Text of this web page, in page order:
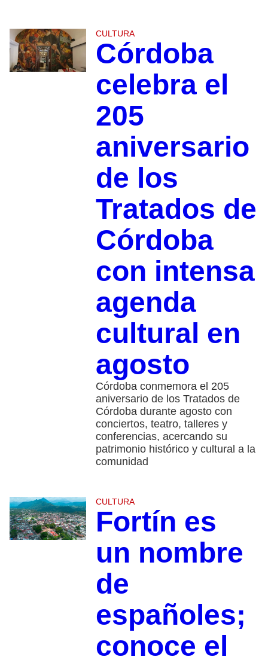
CULTURA
Córdoba
celebra el
205
aniversario
de los
Tratados de
Córdoba
con intensa
agenda
cultural en
agosto
Córdoba conmemora el 205
aniversario de los Tratados de
Córdoba durante agosto con
conciertos, teatro, talleres y
conferencias, acercando su
patrimonio histórico y cultural a la
comunidad
CULTURA
Fortín es
un nombre
de
españoles;
conoce el